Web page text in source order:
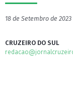
18 de Setembro de 2023
CRUZEIRO DO SUL